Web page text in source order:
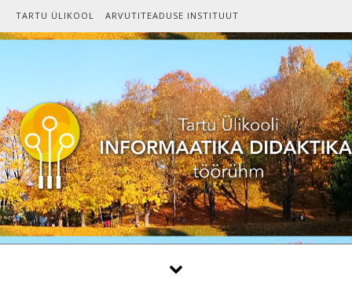
Skip to content
TARTU ÜLIKOOL ARVUTITEADUSE INSTITUUT